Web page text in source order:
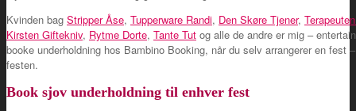
Kvinden bag Stripper Åse, Tupperware Randi, Den Skøre Tjener,
Kirsten Giftekniv, Rytme Dorte, Tante Tut og alle de andre er mig –
booke underholdning hos Bambino Booking, når du selv arrangerer en
festen.
Book sjov underholdning til enhver fest